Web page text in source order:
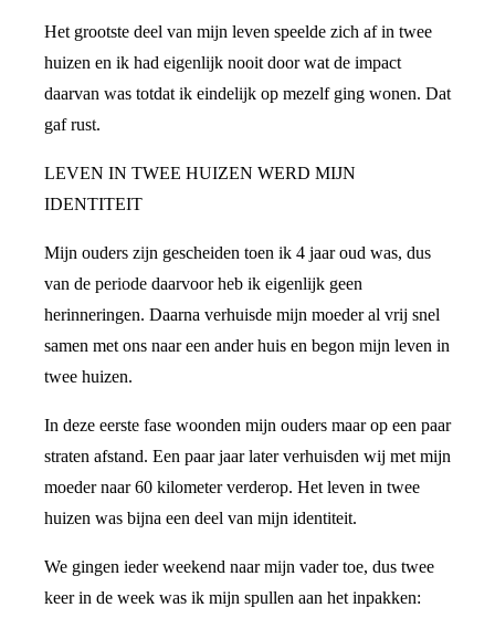
Het grootste deel van mijn leven speelde zich af in twee
huizen en ik had eigenlijk nooit door wat de impact
daarvan was totdat ik eindelijk op mezelf ging wonen. Dat
gaf rust.
LEVEN IN TWEE HUIZEN WERD MIJN
IDENTITEIT
Mijn ouders zijn gescheiden toen ik 4 jaar oud was, dus
van de periode daarvoor heb ik eigenlijk geen
herinneringen. Daarna verhuisde mijn moeder al vrij snel
samen met ons naar een ander huis en begon mijn leven in
twee huizen.
In deze eerste fase woonden mijn ouders maar op een paar
straten afstand. Een paar jaar later verhuisden wij met mijn
moeder naar 60 kilometer verderop. Het leven in twee
huizen was bijna een deel van mijn identiteit.
We gingen ieder weekend naar mijn vader toe, dus twee
keer in de week was ik mijn spullen aan het inpakken: